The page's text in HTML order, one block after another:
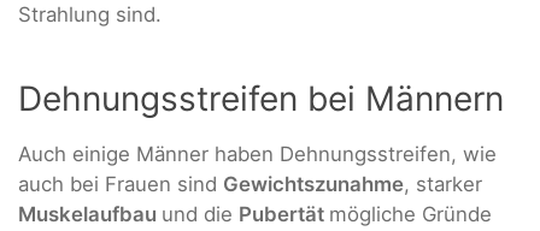
Strahlung sind.
Dehnungsstreifen bei Männern
Auch einige Männer haben Dehnungsstreifen, wie
auch bei Frauen sind Gewichtszunahme, starker
Muskelaufbau und die Pubertät mögliche Gründe